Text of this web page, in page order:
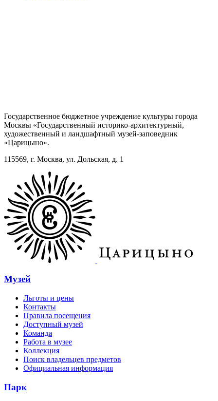
Государственное бюджетное учреждение культуры города
Москвы «Государственный историко-архитектурный,
художественный и ландшафтный музей-заповедник
«Царицыно».
115569, г. Москва, ул. Дольская, д. 1
Музей
Льготы и цены
Контакты
Правила посещения
Доступный музей
Команда
Работа в музее
Коллекция
Поиск владельцев предметов
Официальная информация
Парк